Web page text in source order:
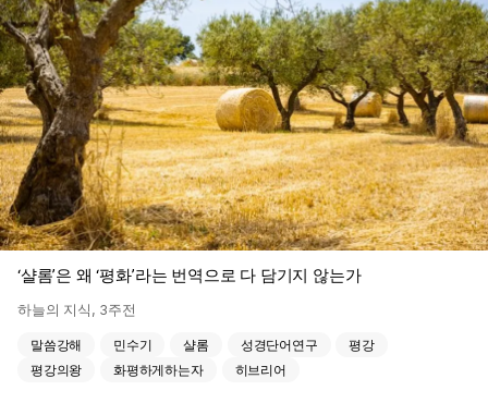
‘샬롬’은 왜 ‘평화’라는 번역으로 다 담기지 않는가
하늘의 지식, 3주전
말씀강해 민수기 샬롬 성경단어연구
평강
평강의왕
화평하게하는자 히브리어